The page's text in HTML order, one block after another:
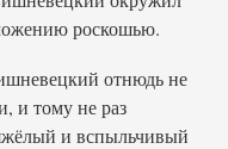
роскошью.
отнюдь не
и тому не раз
и вспыльчивый